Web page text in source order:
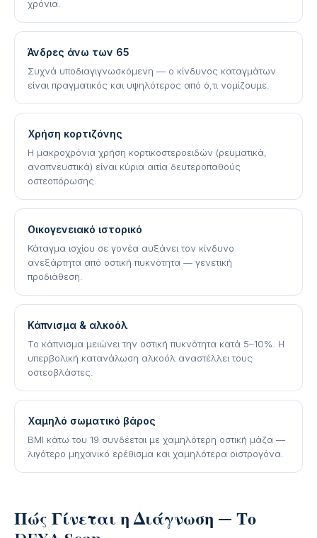
χρόνια.
Άνδρες άνω των 65
Συχνά υποδιαγιγνωσκόμενη — ο κίνδυνος καταγμάτων
είναι πραγματικός και υψηλότερος από ό,τι νομίζουμε.
Χρήση κορτιζόνης
Η μακροχρόνια χρήση κορτικοστεροειδών (ρευματικά,
αναπνευστικά) είναι κύρια αιτία δευτεροπαθούς
οστεοπόρωσης.
Οικογενειακό ιστορικό
Κάταγμα ισχίου σε γονέα αυξάνει τον κίνδυνο
ανεξάρτητα από οστική πυκνότητα — γενετική
προδιάθεση.
Κάπνισμα & αλκοόλ
Το κάπνισμα μειώνει την οστική πυκνότητα κατά 5–10%. Η
υπερβολική κατανάλωση αλκοόλ αναστέλλει τους
οστεοβλάστες.
Χαμηλό σωματικό βάρος
BMI κάτω του 19 συνδέεται με χαμηλότερη οστική μάζα —
λιγότερο μηχανικό ερέθισμα και χαμηλότερα οιστρογόνα.
Πώς Γίνεται η Διάγνωση — Το